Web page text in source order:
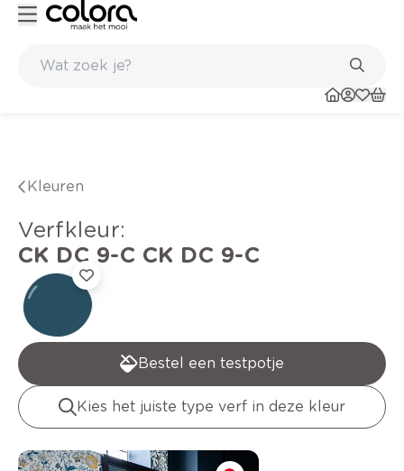
Kleuren
verfkleur:
CK DC 9-C CK DC 9-C
Bestel een testpotje
Kies het juiste type verf in deze kleur